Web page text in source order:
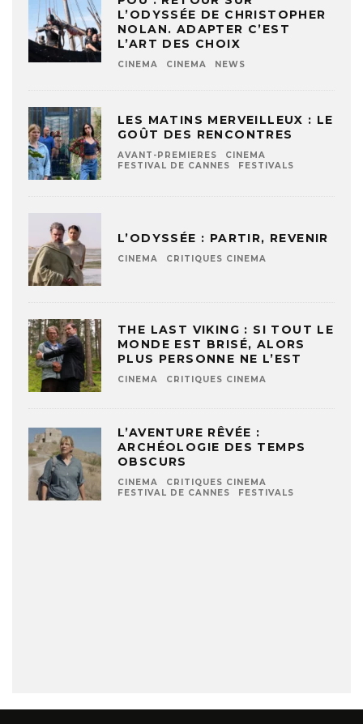
L’ODYSSÉE DE CHRISTOPHER
NOLAN. ADAPTER C’EST
L’ART DES CHOIX
CINEMA CINEMA NEWS
LES MATINS MERVEILLEUX : LE
GOÛT DES RENCONTRES
AVANT-PREMIERES
CINEMA
FESTIVAL DE CANNES
FESTIVALS
L’ODYSSÉE : PARTIR, REVENIR
CINEMA CRITIQUES CINEMA
THE LAST VIKING : SI TOUT LE
MONDE EST BRISÉ, ALORS
PLUS PERSONNE NE L’EST
CINEMA CRITIQUES CINEMA
L’AVENTURE RÊVÉE :
ARCHÉOLOGIE DES TEMPS
OBSCURS
CINEMA
CRITIQUES CINEMA
FESTIVAL DE CANNES
FESTIVALS